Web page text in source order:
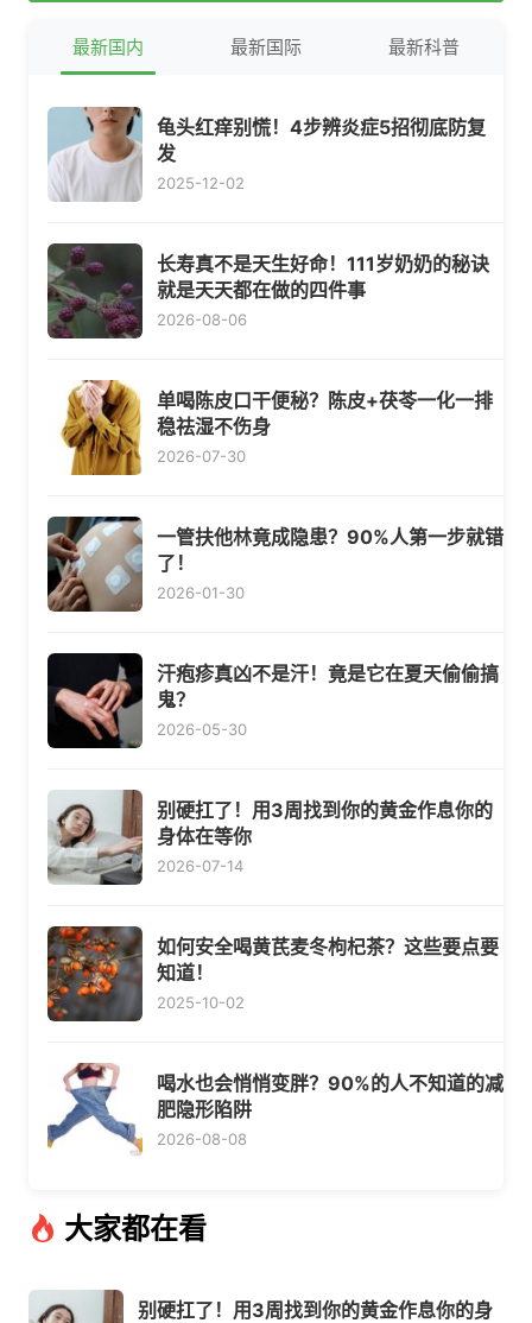
最新国内 最新国际 最新科普
龟头红痒别慌！4步辨炎症5招彻底防复
发
2025-12-02
长寿真不是天生好命！111岁奶奶的秘诀
就是天天都在做的四件事
2026-08-06
单喝陈皮口干便秘？陈皮+茯苓一化一排
稳祛湿不伤身
2026-07-30
一管扶他林竟成隐患？90%人第一步就错
了！
2026-01-30
汗疱疹真凶不是汗！竟是它在夏天偷偷搞
鬼？
2026-05-30
别硬扛了！用3周找到你的黄金作息你的
身体在等你
2026-07-14
如何安全喝黄芪麦冬枸杞茶？这些要点要
知道！
2025-10-02
喝水也会悄悄变胖？90%的人不知道的减
肥隐形陷阱
2026-08-08
大家都在看
别硬扛了！用3周找到你的黄金作息你的身